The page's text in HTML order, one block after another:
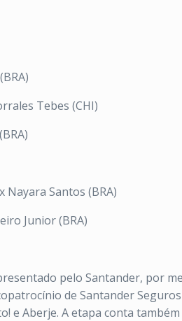
Tebes (CHI)
Nayara Santos (BRA)
Junior (BRA)
pelo Santander, por
de Santander
e Aberje. A etapa conta